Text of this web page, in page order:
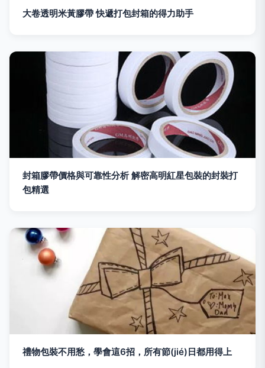
大卷透明米黃膠帶 快遞打包封箱的得力助手
封箱膠帶價格與可靠性分析 解密高明紅星包裝的封裝打
包精選
禮物包裝不用愁，學會這6招，所有節(jié)日都用得上